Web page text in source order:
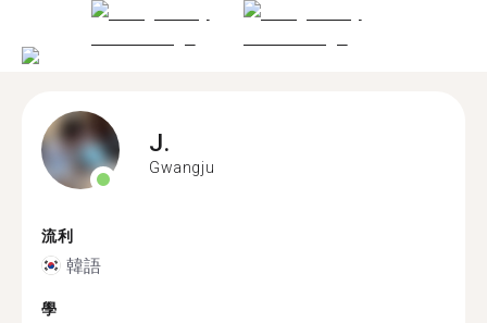
J.
Gwangju
流利
韓語
學